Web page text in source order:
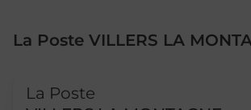
La Poste VILLERS LA
La Poste